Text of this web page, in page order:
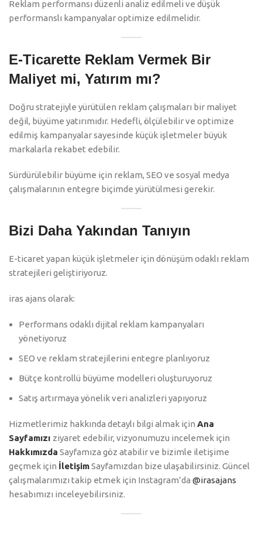
Reklam performansı düzenli analiz edilmeli ve düşük
performanslı kampanyalar optimize edilmelidir.
E-Ticarette Reklam Vermek Bir
Maliyet mi, Yatırım mı?
Doğru stratejiyle yürütülen reklam çalışmaları bir maliyet
değil, büyüme yatırımıdır. Hedefli, ölçülebilir ve optimize
edilmiş kampanyalar sayesinde küçük işletmeler büyük
markalarla rekabet edebilir.
Sürdürülebilir büyüme için reklam, SEO ve sosyal medya
çalışmalarının entegre biçimde yürütülmesi gerekir.
Bizi Daha Yakından Tanıyın
E-ticaret yapan küçük işletmeler için dönüşüm odaklı reklam
stratejileri geliştiriyoruz.
iras ajans olarak:
Performans odaklı dijital reklam kampanyaları
yönetiyoruz
SEO ve reklam stratejilerini entegre planlıyoruz
Bütçe kontrollü büyüme modelleri oluşturuyoruz
Satış artırmaya yönelik veri analizleri yapıyoruz
Hizmetlerimiz hakkında detaylı bilgi almak için Ana
Sayfamızı ziyaret edebilir, vizyonumuzu incelemek için
Hakkımızda Sayfamıza göz atabilir ve bizimle iletişime
geçmek için İletişimSayfamızdan bize ulaşabilirsiniz. Güncel
çalışmalarımızı takip etmek için Instagram’da @irasajans
hesabımızı inceleyebilirsiniz.